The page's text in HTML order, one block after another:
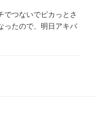
でつないでピカっとさ
ったので、明日アキバ